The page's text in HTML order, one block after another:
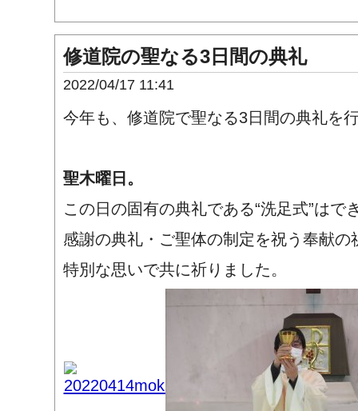
修道院の聖なる3日間の典礼
2022/04/17 11:41
今年も、修道院で聖なる3日間の典礼を
聖木曜日。
この日の固有の典礼である“洗足式”はで
感謝の典礼・ご聖体の制定を祝う奉献の
特別な思いで共に祈りました。